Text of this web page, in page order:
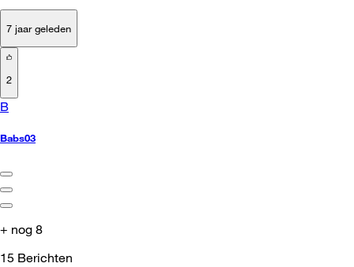
7 jaar geleden
2
B
Babs03
+ nog 8
15 Berichten